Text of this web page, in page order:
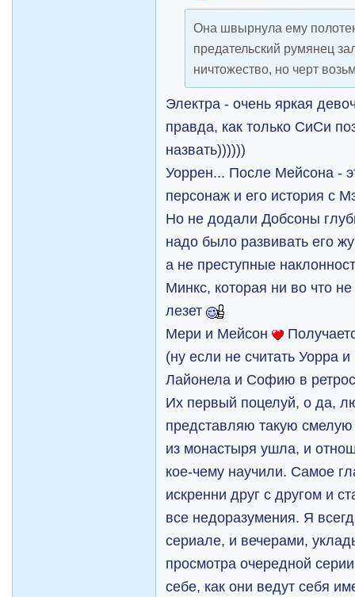
Она швырнула ему
предательский румянец
ничтожество, но черт
Электра - очень яркая
правда, как только СиСи
назвать))))))
Уоррен... После Мейсона -
персонаж и его история с
Но не додали Добсоны
надо было развивать его
а не преступные
Минкс, которая ни во что
лезет
Мери и Мейсон
(ну если не считать Уорра
Лайонела и Софию в
Их первый поцелуй, о да,
представляю такую
из монастыря ушла, и
кое-чему научили. Самое
искренни друг с другом и
все недоразумения. Я
сериале, и вечерами,
просмотра очередной
себе, как они ведут себя